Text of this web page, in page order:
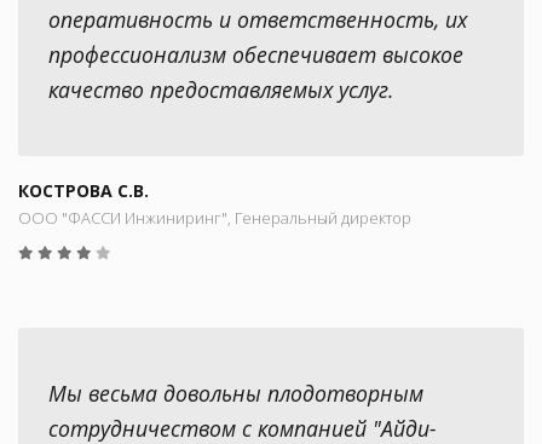
оперативность и ответственность, их
профессионализм обеспечивает высокое
качество предоставляемых услуг.
КОСТРОВА С.В.
ООО "ФАССИ Инжиниринг", Генеральный директор
Мы весьма довольны плодотворным
сотрудничеством с компанией "Айди-